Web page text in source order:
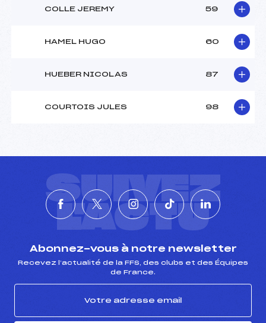
COLLE JEREMY 59
HAMEL HUGO 60
HUEBER NICOLAS 87
COURTOIS JULES 98
SUIVEZ
L'ACTU
Abonnez-vous à notre newsletter
Recevez l’actualité de la FFS, des clubs et des Équipes
de France.